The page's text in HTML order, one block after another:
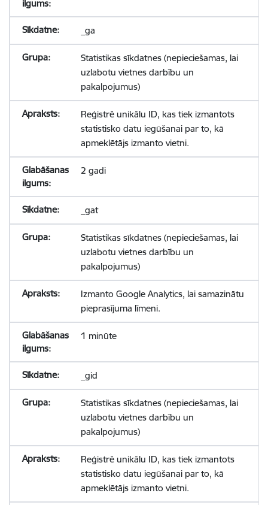
_ga
Statistikas sīkdatnes (nepieciešamas, lai
uzlabotu vietnes darbību un
pakalpojumus)
Reģistrē unikālu ID, kas tiek izmantots
statistisko datu iegūšanai par to, kā
apmeklētājs izmanto vietni.
2 gadi
_gat
Statistikas sīkdatnes (nepieciešamas, lai
uzlabotu vietnes darbību un
pakalpojumus)
Izmanto Google Analytics, lai samazinātu
pieprasījuma līmeni.
1 minūte
_gid
Statistikas sīkdatnes (nepieciešamas, lai
uzlabotu vietnes darbību un
pakalpojumus)
Reģistrē unikālu ID, kas tiek izmantots
statistisko datu iegūšanai par to, kā
apmeklētājs izmanto vietni.